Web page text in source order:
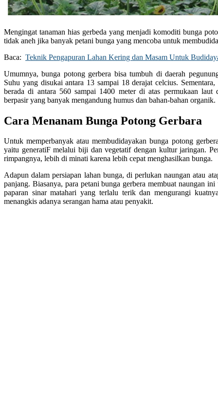
Mengingat tanaman hias gerbeda yang menjadi komoditi bunga
tidak aneh jika banyak petani bunga yang mencoba untuk
Baca: Teknik Pengapuran Lahan Kering dan Masam Untuk
Umumnya, bunga potong gerbera bisa tumbuh di daerah
Suhu yang disukai antara 13 sampai 18 derajat celcius.
berada di antara 560 sampai 1400 meter di atas permukaan laut
berpasir yang banyak mengandung humus dan bahan-bahan organik.
Cara Menanam Bunga Potong Gerbara
Untuk memperbanyak atau membudidayakan bunga potong
yaitu generatiF melalui biji dan vegetatif dengan kultur jaringan.
rimpangnya, lebih di minati karena lebih cepat menghasilkan bunga.
Adapun dalam persiapan lahan bunga, di perlukan naungan atau
panjang. Biasanya, para petani bunga gerbera membuat naungan
paparan sinar matahari yang terlalu terik dan mengurangi
menangkis adanya serangan hama atau penyakit.